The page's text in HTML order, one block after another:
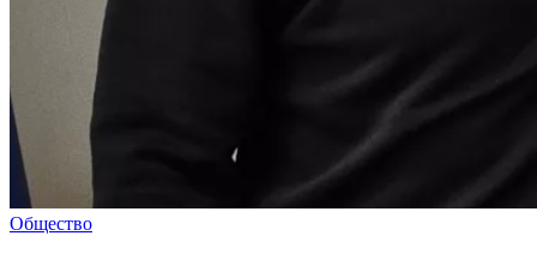
Общество